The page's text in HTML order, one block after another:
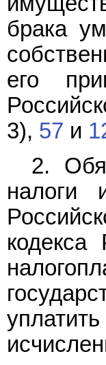
брака
его
3), 57 и
2.
налоги
кодекса